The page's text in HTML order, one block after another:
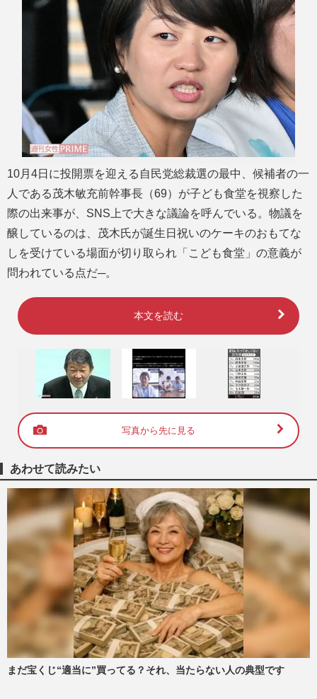
t
10月4日に投開票を迎える自民党総裁選の最中、候補者の一
人である茂木敏充前幹事長（69）が子ども食堂を視察した
際の出来事が、SNS上で大きな議論を呼んでいる。物議を
醸しているのは、茂木氏が誕生日祝いのケーキのおもてな
しを受けている場面が切り取られ「こども食堂」の意義が
問われている点だ─。
本文を読む
写真から先に見る
あわせて読みたい
まだ宝くじ“適当に”買ってる？それ、当たらない人の典型です